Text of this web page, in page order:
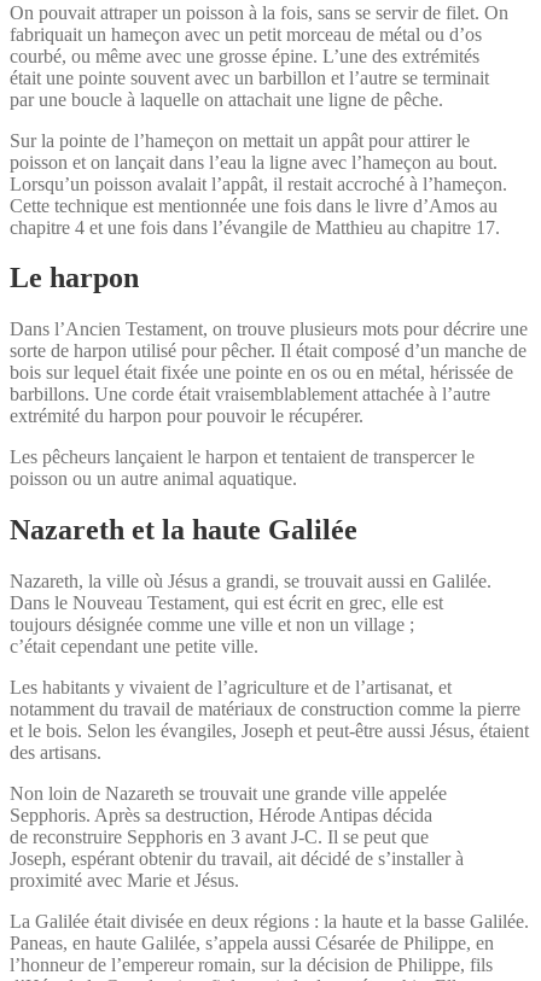
On pouvait attraper un poisson à la fois, sans se servir de filet. On
fabriquait un hameçon avec un petit morceau de métal ou d’os
courbé, ou même avec une grosse épine. L’une des extrémités
était une pointe souvent avec un barbillon et l’autre se terminait
par une boucle à laquelle on attachait une ligne de pêche.
Sur la pointe de l’hameçon on mettait un appât pour attirer le
poisson et on lançait dans l’eau la ligne avec l’hameçon au bout.
Lorsqu’un poisson avalait l’appât, il restait accroché à l’hameçon.
Cette technique est mentionnée une fois dans le livre d’Amos au
chapitre 4 et une fois dans l’évangile de Matthieu au chapitre 17.
Le harpon
Dans l’Ancien Testament, on trouve plusieurs mots pour décrire une
sorte de harpon utilisé pour pêcher. Il était composé d’un manche de
bois sur lequel était fixée une pointe en os ou en métal, hérissée de
barbillons. Une corde était vraisemblablement attachée à l’autre
extrémité du harpon pour pouvoir le récupérer.
Les pêcheurs lançaient le harpon et tentaient de transpercer le
poisson ou un autre animal aquatique.
Nazareth et la haute Galilée
Nazareth, la ville où Jésus a grandi, se trouvait aussi en Galilée.
Dans le Nouveau Testament, qui est écrit en grec, elle est
toujours désignée comme une ville et non un village ;
c’était cependant une petite ville.
Les habitants y vivaient de l’agriculture et de l’artisanat, et
notamment du travail de matériaux de construction comme la pierre
et le bois. Selon les évangiles, Joseph et peut-être aussi Jésus, étaient
des artisans.
Non loin de Nazareth se trouvait une grande ville appelée
Sepphoris. Après sa destruction, Hérode Antipas décida
de reconstruire Sepphoris en 3 avant J-C. Il se peut que
Joseph, espérant obtenir du travail, ait décidé de s’installer à
proximité avec Marie et Jésus.
La Galilée était divisée en deux régions : la haute et la basse Galilée.
Paneas, en haute Galilée, s’appela aussi Césarée de Philippe, en
l’honneur de l’empereur romain, sur la décision de Philippe, fils